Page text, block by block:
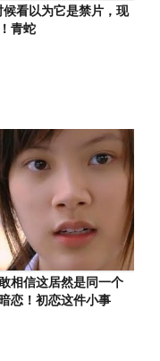
候看以为它是禁片，现
青蛇
相信这居然是同一个
恋！初恋这件小事